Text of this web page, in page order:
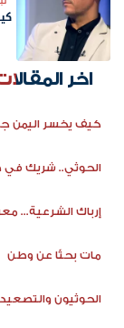
اخر
كيف يخسر اليمن
الحوثي.. شريك في
إرباك الشرعية...
مات بحثًا عن وطن
الحوثيون